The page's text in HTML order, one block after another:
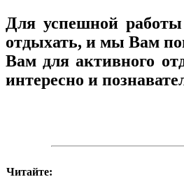
Для успешной
отдыхать, и мы Вам
Вам для активного
интересно и
Читайте: